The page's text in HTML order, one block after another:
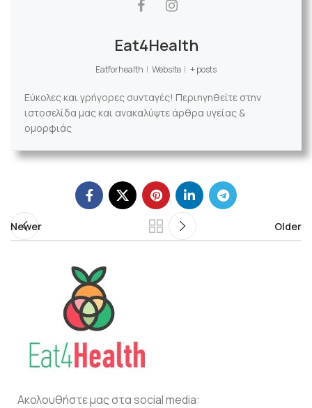
Eat4Health
Eatforhealth | Website | + posts
Εύκολες και γρήγορες συνταγές! Περιηγηθείτε στην
ιστοσελίδα μας και ανακαλύψτε άρθρα υγείας &
ομορφιάς
Newer Older
Ακολουθήστε μας στα social media: